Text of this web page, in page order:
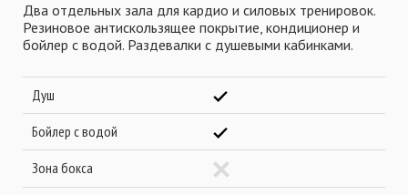
Два отдельных зала для кардио и силовых тренировок.
Резиновое антискользящее покрытие, кондиционер и
бойлер с водой. Раздевалки с душевыми кабинками.
Душ
Бойлер с водой
Зона бокса